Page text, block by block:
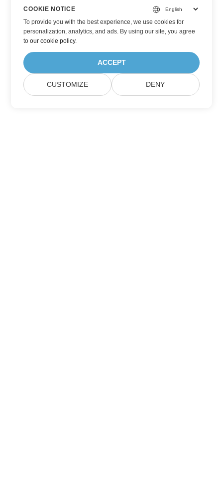
COOKIE NOTICE
To provide you with the best experience, we use cookies for
personalization, analytics, and ads. By using our site, you agree
toour cookie policy.
ACCEPT
CUSTOMIZE DENY